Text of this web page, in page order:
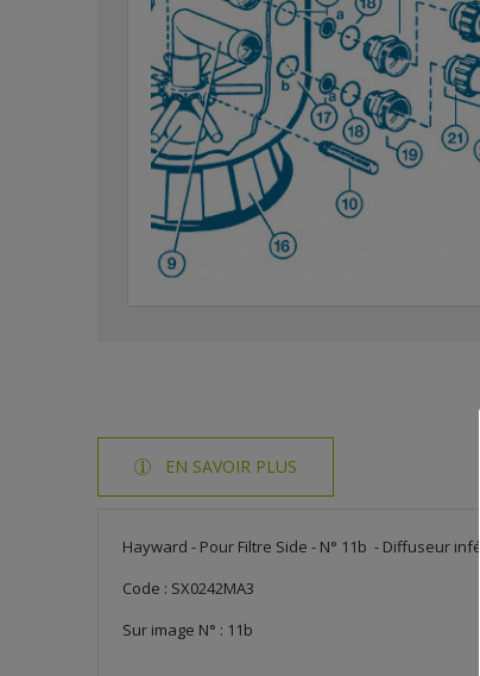
EN SAVOIR PLUS
Hayward - Pour Filtre Side - N° 11b - Diffuseur
Code : SX0242MA3
Sur image N° : 11b